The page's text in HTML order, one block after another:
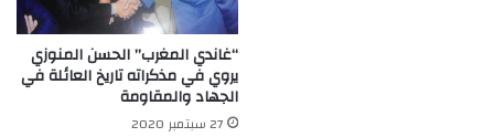
“غاندي المغرب” الحسن المنوزي
يروي في مذكراته تاريخ العائلة في
الجهاد والمقاومة
27 سبتمبر 2020